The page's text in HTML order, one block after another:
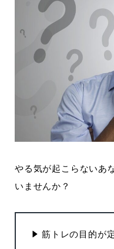
やる気が起こらないあ
いませんか？
筋トレの目的が